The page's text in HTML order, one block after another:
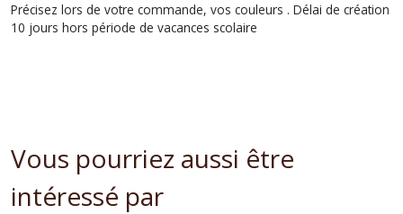
Précisez lors de votre commande, vos couleurs . Délai de création
10 jours hors période de vacances scolaire
Vous pourriez aussi être
intéressé par